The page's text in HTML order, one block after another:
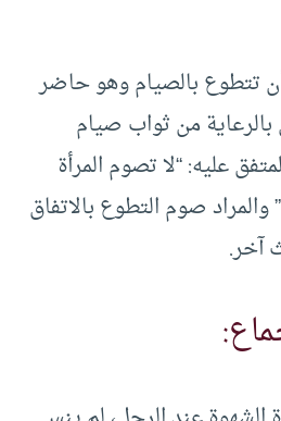
تتطوع بالصيام وهو حاضر
بالرعاية من ثواب صيام
عليه: “لا تصوم المرأة
والمراد صوم التطوع بالاتفاق
آخر.